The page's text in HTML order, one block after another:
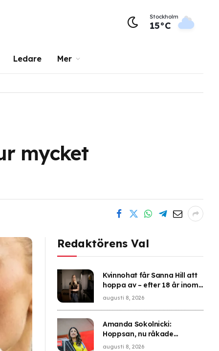
Stockholm
15°C
Ledare Mer
mycket
Redaktörens Val
Kvinnohat får Sanna Hill att
hoppa av – efter 18 år inom
extremhögern
augusti 8, 2026
Amanda Sokolnicki:
Hoppsan, nu råkade
Vänsterpartiet hylla
augusti 8, 2026